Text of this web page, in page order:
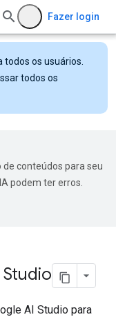
Fazer login
todos os usuários.
todos os
de conteúdos para seu
podem ter erros.
AI Studio para